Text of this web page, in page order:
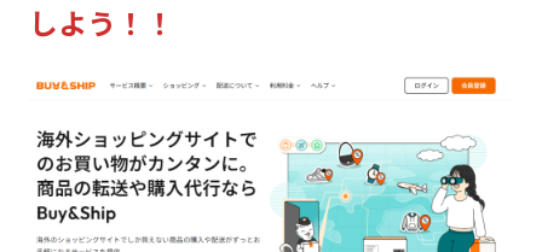
しよう！！